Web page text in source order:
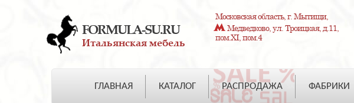
FORMULA-SU.RU
Итальянская мебель
Московская область, г. Мытищи,
Медведково, ул. Троицкая, д.11,
пом.XI, пом.4
ГЛАВНАЯ КАТАЛОГ РАСПРОДАЖА ФАБРИКИ